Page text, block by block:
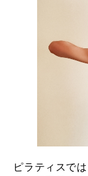
ピラティスで